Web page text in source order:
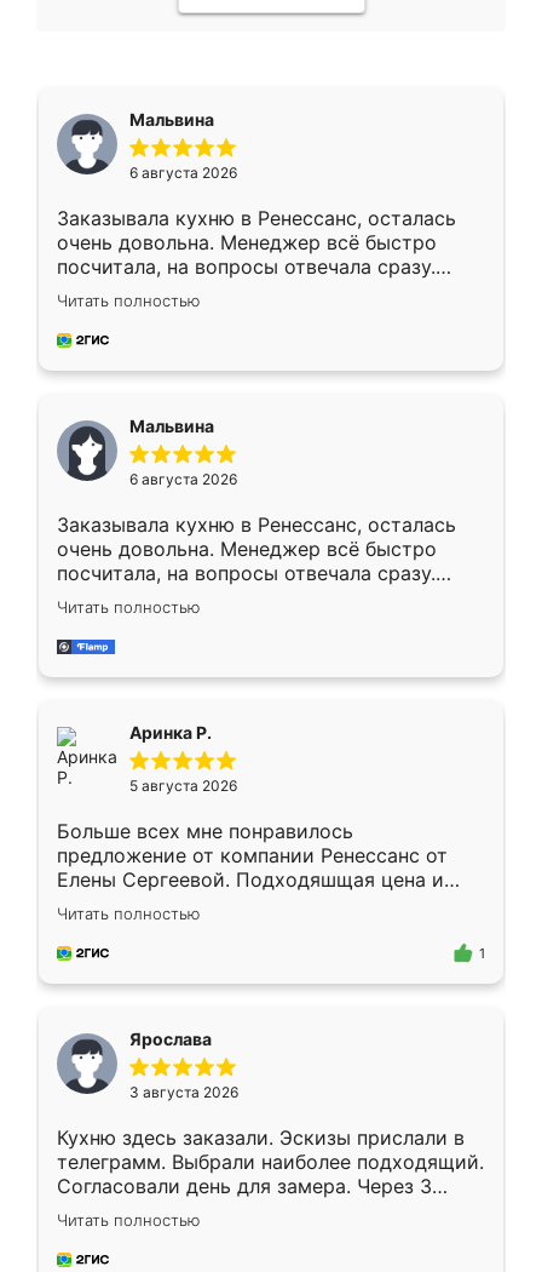
Мальвина
6 августа 2026
Заказывала кухню в Ренессанс, осталась
очень довольна. Менеджер всё быстро
посчитала, на вопросы отвечала сразу.
Замерщик приехал в субботу, подошёл к
делу со всей ответственностью. Собрали
за день, ребята работали аккуратно, даже
Читать полностью
Мальвина
6 августа 2026
Заказывала кухню в Ренессанс, осталась
очень довольна. Менеджер всё быстро
посчитала, на вопросы отвечала сразу.
Замерщик приехал в субботу, подошёл к
делу со всей ответственностью. Собрали
за день, ребята работали аккуратно, даже
Читать полностью
Аринка Р.
5 августа 2026
Больше всех мне понравилось
предложение от компании Ренессанс от
Елены Сергеевой. Подходяшщая цена и
короткие сроки изготовления. Приехавший
для замера сотрудник Владислав
предложил по моему эскизу самый
Читать полностью
1
Ярослава
3 августа 2026
Кухню здесь заказали. Эскизы прислали в
телеграмм. Выбрали наиболее подходящий.
Согласовали день для замера. Через 3
недели кухня была уже готова. Остались
довольны работой. Спасибо Ренессанс
мебель за качественную работу!
Читать полностью